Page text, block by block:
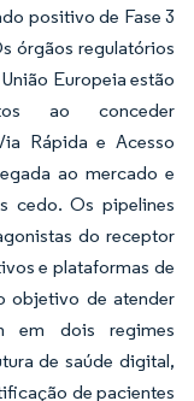
positivo de Fase 3
órgãos regulatórios
Europeia estão
ao conceder
Rápida e Acesso
ao mercado e
cedo. Os pipelines
do receptor
e plataformas de
objetivo de atender
em dois regimes
de saúde digital,
de pacientes